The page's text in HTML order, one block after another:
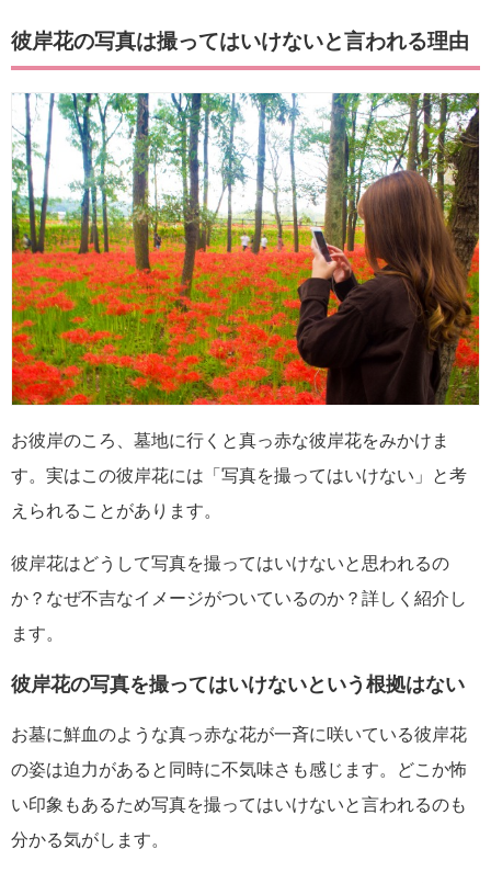
彼岸花の写真は撮ってはいけないと言われる理由
お彼岸のころ、墓地に行くと真っ赤な彼岸花をみかけま
す。実はこの彼岸花には「写真を撮ってはいけない」と考
えられることがあります。
彼岸花はどうして写真を撮ってはいけないと思われるの
か？なぜ不吉なイメージがついているのか？詳しく紹介し
ます。
彼岸花の写真を撮ってはいけないという根拠はない
お墓に鮮血のような真っ赤な花が一斉に咲いている彼岸花
の姿は迫力があると同時に不気味さも感じます。どこか怖
い印象もあるため写真を撮ってはいけないと言われるのも
分かる気がします。